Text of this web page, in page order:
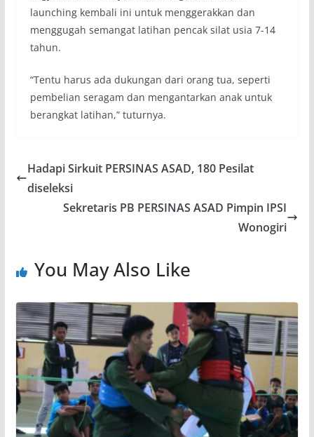
launching kembali ini untuk menggerakkan dan
menggugah semangat latihan pencak silat usia 7-14
tahun.
“Tentu harus ada dukungan dari orang tua, seperti
pembelian seragam dan mengantarkan anak untuk
berangkat latihan,” tuturnya.
Hadapi Sirkuit PERSINAS ASAD, 180 Pesilat
diseleksi
Sekretaris PB PERSINAS ASAD Pimpin IPSI
Wonogiri
You May Also Like